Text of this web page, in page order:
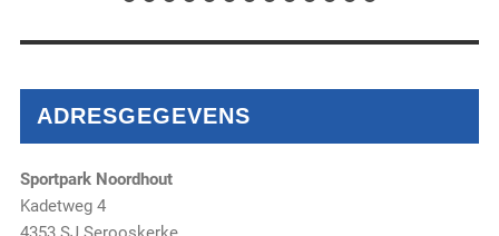
ADRESGEGEVENS
Sportpark Noordhout
Kadetweg 4